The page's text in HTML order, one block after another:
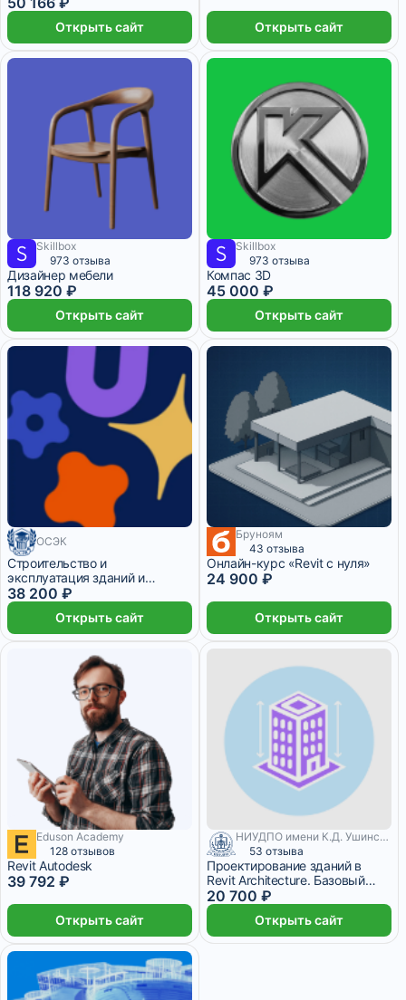
Открыть сайт Открыть сайт
4 955 ₽/мес 6 месяцев
Skillbox
973 отзыва
Дизайнер мебели
118 920 ₽
Открыть сайт
3 750 ₽/мес 1 месяц
Skillbox
973 отзыва
Компас 3D
45 000 ₽
Открыть сайт
ОСЭК
Строительство и
эксплуатация зданий и
сооружений + Ландшафтный
дизайн городских
пространств
38 200 ₽
Открыть сайт
Бруноям
43 отзыва
Онлайн-курс «Revit с нуля»
24 900 ₽
Открыть сайт
3 316 ₽/мес 2 месяца
Eduson Academy
128 отзывов
Revit Autodesk
39 792 ₽
Открыть сайт
НИУДПО имени К.Д. Ушинского
53 отзыва
Проектирование зданий в
Revit Architecture. Базовый
курс
20 700 ₽
Открыть сайт